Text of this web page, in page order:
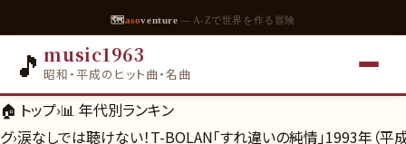
🗺asoventure — A-Zで世界を作る冒険
🎵 music1963
昭和・平成のヒット曲・名曲
🏠 トップ›📊 年代別ランキン
グ›涙なしでは聴けない！T-BOLAN「すれ違いの純情」1993年（平